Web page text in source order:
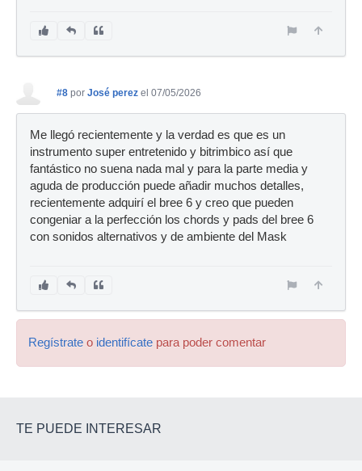
#8 por José perez el 07/05/2026
Me llegó recientemente y la verdad es que es un
instrumento super entretenido y bitrimbico así que
fantástico no suena nada mal y para la parte media y
aguda de producción puede añadir muchos detalles,
recientemente adquirí el bree 6 y creo que pueden
congeniar a la perfección los chords y pads del bree 6
con sonidos alternativos y de ambiente del Mask
Regístrate o identifícate para poder comentar
TE PUEDE INTERESAR